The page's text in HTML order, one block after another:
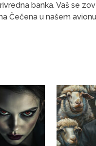
banka. Vaš se
Čečena u našem